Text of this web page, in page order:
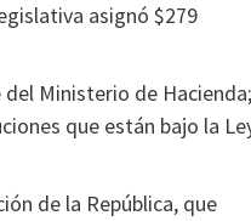
asignó $279
Ministerio de Hacienda;
que están bajo la
de la República, que